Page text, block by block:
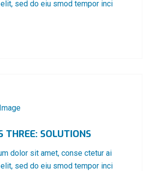
sed do eiu smod tempor inci
THREE: SOLUTIONS
dolor sit amet, conse ctetur ai
sed do eiu smod tempor inci